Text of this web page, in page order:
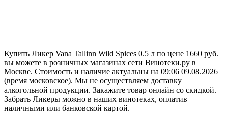
Купить Ликер Vana Tallinn Wild Spices 0.5 л по цене 1660 руб.
вы можете в розничных магазинах сети Винотеки.ру в
Москве. Стоимость и наличие актуальны на 09:06 09.08.2026
(время московское). Мы не осуществляем доставку
алкогольной продукции. Закажите товар онлайн со скидкой.
Забрать Ликеры можно в наших винотеках, оплатив
наличными или банковской картой.